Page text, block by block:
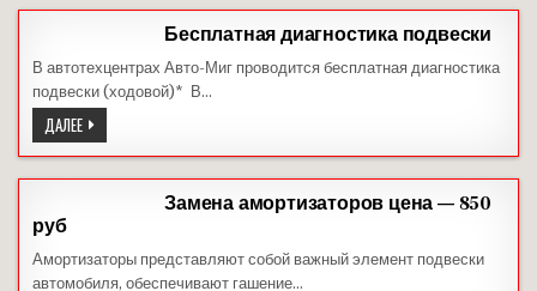
Бесплатная диагностика подвески
В автотехцентрах Авто-Миг проводится бесплатная диагностика
подвески (ходовой)* В…
ДАЛЕЕБЕСПЛАТНАЯ
ДИАГНОСТИКА
ПОДВЕСКИ
Замена амортизаторов цена — 850
руб
Амортизаторы представляют собой важный элемент подвески
автомобиля, обеспечивают гашение…